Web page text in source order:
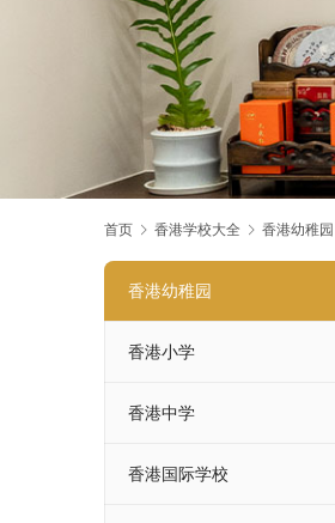
首页 香港学校大全 香港幼稚园
香港幼稚园
香港小学
香港中学
香港国际学校